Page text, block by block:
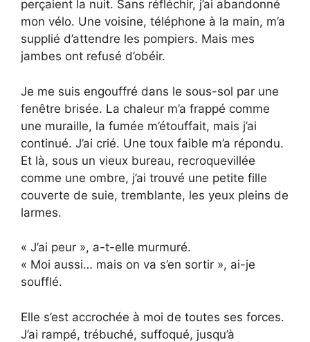
perçaient la nuit. Sans réfléchir, j’ai abandonné
mon vélo. Une voisine, téléphone à la main, m’a
supplié d’attendre les pompiers. Mais mes
jambes ont refusé d’obéir.
Je me suis engouffré dans le sous-sol par une
fenêtre brisée. La chaleur m’a frappé comme
une muraille, la fumée m’étouffait, mais j’ai
continué. J’ai crié. Une toux faible m’a répondu.
Et là, sous un vieux bureau, recroquevillée
comme une ombre, j’ai trouvé une petite fille
couverte de suie, tremblante, les yeux pleins de
larmes.
« J’ai peur », a-t-elle murmuré.
« Moi aussi… mais on va s’en sortir », ai-je
soufflé.
Elle s’est accrochée à moi de toutes ses forces.
J’ai rampé, trébuché, suffoqué, jusqu’à